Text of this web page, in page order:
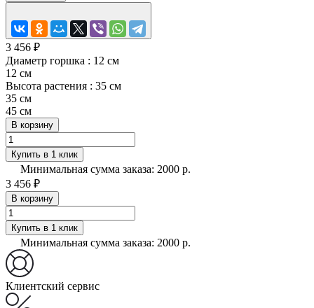
3 456 ₽
Диаметр горшка : 12 см
12 см
Высота растения : 35 см
35 см
45 см
В корзину
Купить в 1 клик
Минимальная сумма заказа: 2000 р.
3 456 ₽
В корзину
Купить в 1 клик
Минимальная сумма заказа: 2000 р.
Клиентский сервис